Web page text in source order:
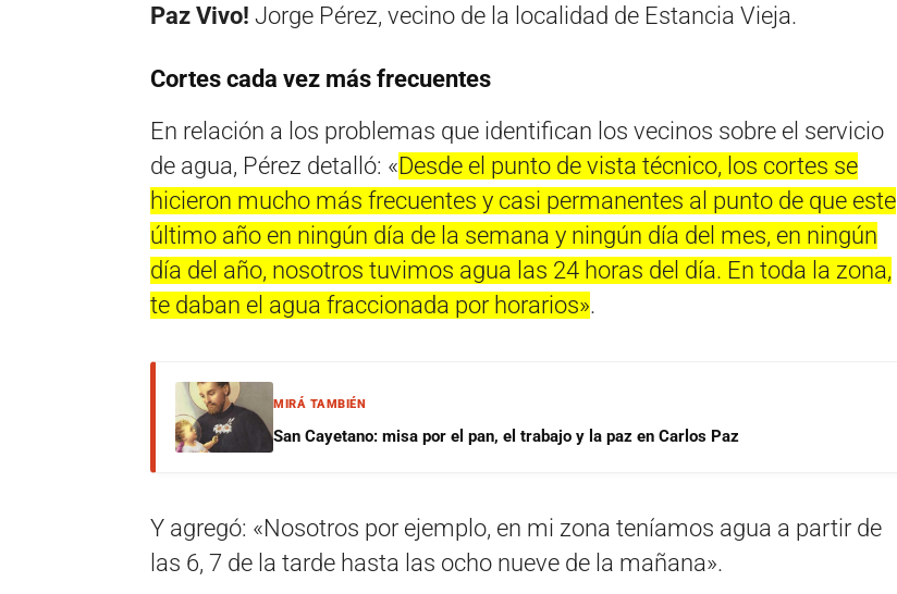
Paz Vivo! Jorge Pérez, vecino de la localidad de Estancia Vieja.
Cortes cada vez más frecuentes
En relación a los problemas que identifican los vecinos sobre el servicio
de agua, Pérez detalló: «Desde el punto de vista técnico, los cortes se
hicieron mucho más frecuentes y casi permanentes al punto de que este
último año en ningún día de la semana y ningún día del mes, en ningún
día del año, nosotros tuvimos agua las 24 horas del día. En toda la zona,
te daban el agua fraccionada por horarios».
MIRÁ TAMBIÉN
San Cayetano: misa por el pan, el trabajo y la paz en Carlos Paz
Y agregó: «Nosotros por ejemplo, en mi zona teníamos agua a partir de
las 6, 7 de la tarde hasta las ocho nueve de la mañana».